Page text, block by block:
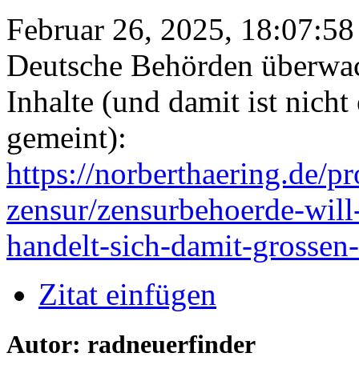
Februar 26, 2025, 18:07:58
Deutsche Behörden
Inhalte (und damit ist nicht
gemeint):
https://norberthaering.de/
zensur/zensurbehoerde-
handelt-sich-damit-
Zitat einfügen
Autor: radneuerfinder